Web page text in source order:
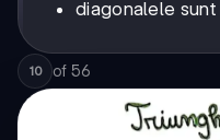
diagonalele
10 of 56